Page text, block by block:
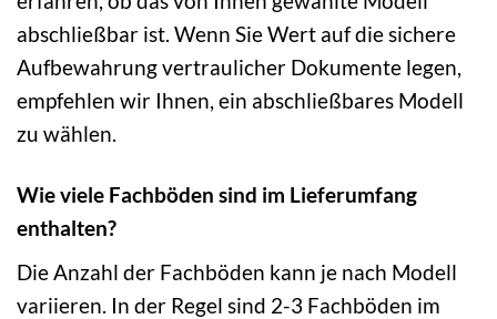
abschließbar ist. Wenn Sie Wert auf die sichere
Aufbewahrung vertraulicher Dokumente legen,
empfehlen wir Ihnen, ein abschließbares Modell
zu wählen.
Wie viele Fachböden sind im Lieferumfang
enthalten?
Die Anzahl der Fachböden kann je nach Modell
variieren. In der Regel sind 2-3 Fachböden im